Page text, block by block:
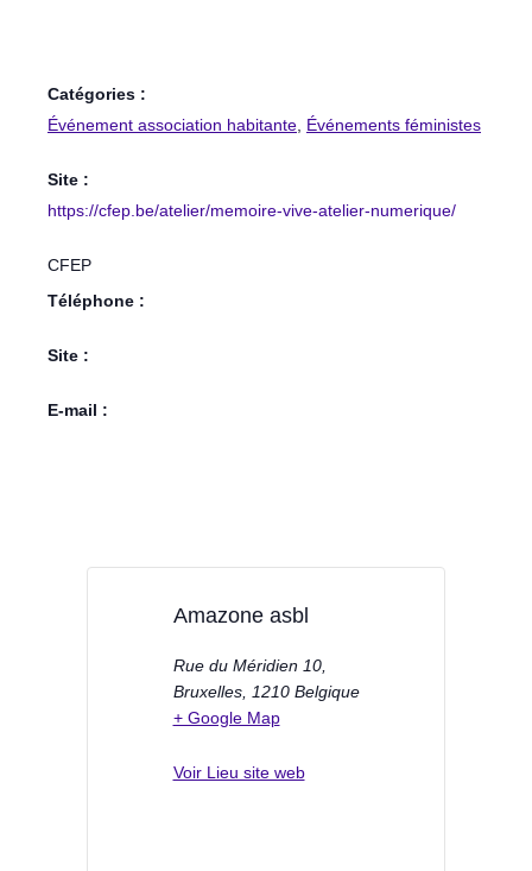
Catégories :
Événement association habitante, Événements féministes
Site :
https://cfep.be/atelier/memoire-vive-atelier-numerique/
CFEP
Téléphone :
Site :
E-mail :
Amazone asbl
Rue du Méridien 10,
Bruxelles, 1210 Belgique
+ Google Map
Voir Lieu site web